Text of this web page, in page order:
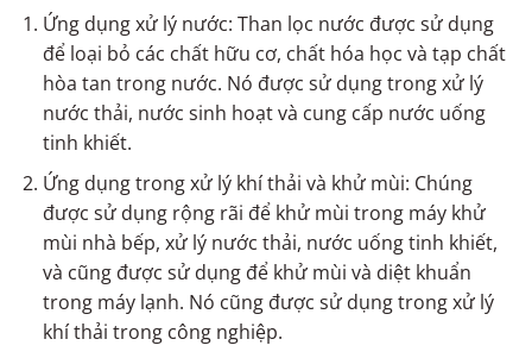
Ứng dụng xử lý nước: Than lọc nước được sử dụng
để loại bỏ các chất hữu cơ, chất hóa học và tạp chất
hòa tan trong nước. Nó được sử dụng trong xử lý
nước thải, nước sinh hoạt và cung cấp nước uống
tinh khiết.
Ứng dụng trong xử lý khí thải và khử mùi: Chúng
được sử dụng rộng rãi để khử mùi trong máy khử
mùi nhà bếp, xử lý nước thải, nước uống tinh khiết,
và cũng được sử dụng để khử mùi và diệt khuẩn
trong máy lạnh. Nó cũng được sử dụng trong xử lý
khí thải trong công nghiệp.